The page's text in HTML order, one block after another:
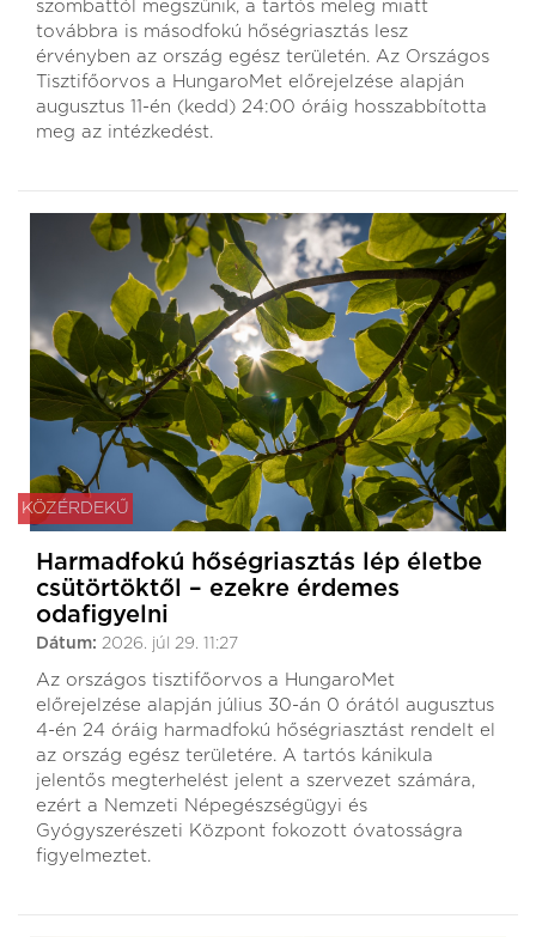
szombattól megszűnik, a tartós meleg miatt
továbbra is másodfokú hőségriasztás lesz
érvényben az ország egész területén. Az Országos
Tisztifőorvos a HungaroMet előrejelzése alapján
augusztus 11-én (kedd) 24:00 óráig hosszabbította
meg az intézkedést.
KÖZÉRDEKŰ
Harmadfokú hőségriasztás lép életbe
csütörtöktől – ezekre érdemes
odafigyelni
Dátum: 2026. júl 29. 11:27
Az országos tisztifőorvos a HungaroMet
előrejelzése alapján július 30-án 0 órától augusztus
4-én 24 óráig harmadfokú hőségriasztást rendelt el
az ország egész területére. A tartós kánikula
jelentős megterhelést jelent a szervezet számára,
ezért a Nemzeti Népegészségügyi és
Gyógyszerészeti Központ fokozott óvatosságra
figyelmeztet.